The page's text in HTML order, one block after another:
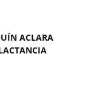
ACLARA